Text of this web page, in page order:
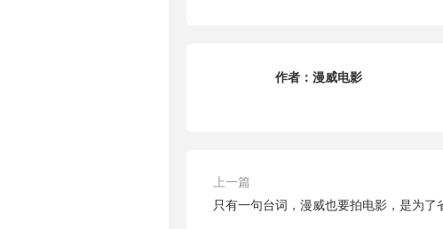
作者： 漫威电影
上一篇
只有一句台词，漫威也要拍电影，是为了